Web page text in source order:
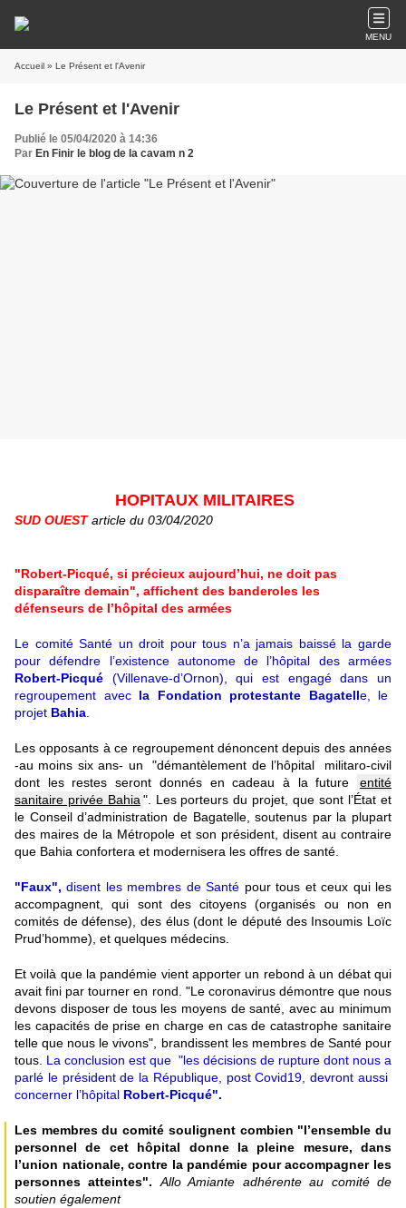
MENU
Accueil » Le Présent et l'Avenir
Le Présent et l'Avenir
Publié le 05/04/2020 à 14:36
Par En Finir le blog de la cavam n 2
HOPITAUX MILITAIRES
SUD OUESTarticle du 03/04/2020
"Robert-Picqué, si précieux aujourd’hui, ne doit pas
disparaître demain", affichent des banderoles les
défenseurs de l’hôpital des armées
Le comité Santé un droit pour tous n’a jamais baissé la garde
pour défendre l’existence autonome de l’hôpital des armées
Robert-Picqué (Villenave-d’Ornon), qui est engagé dans un
regroupement avecla Fondation protestante Bagatelle, le
projet Bahia
Les opposants à ce regroupement dénoncent depuis des années
-au moins six ans- un "démantèlement de l’hôpital militaro-civil
dont les restes seront donnés en cadeau à la future
entité
sanitaire privée Bahia ". Les porteurs du projet, que sont l’État et
le Conseil d’administration de Bagatelle, soutenus par la plupart
des maires de la Métropole et son président, disent au contraire
que Bahia confortera et modernisera les offres de santé.
"Faux", disent les membres de Santé pour tous et ceux qui les
accompagnent, qui sont des citoyens (organisés ou non en
comités de défense), des élus (dont le député des Insoumis Loïc
Prud’homme), et quelques médecins.
Et voilà que la pandémie vient apporter un rebond à un débat qui
avait fini par tourner en rond. "Le coronavirus démontre que nous
devons disposer de tous les moyens de santé, avec au minimum
les capacités de prise en charge en cas de catastrophe sanitaire
telle que nous le vivons", brandissent les membres de Santé pour
tous. La conclusion est que "les décisions de rupture dont nous a
parlé le président de la République, post Covid19, devront aussi
concerner l’hôpital Robert-Picqué".
Les membres du comité soulignent combien "l’ensemble du
personnel de cet hôpital donne la pleine mesure, dans
l’union nationale, contre la pandémie pour accompagner les
personnes atteintes". Allo Amiante adhérente au comité de
soutien également